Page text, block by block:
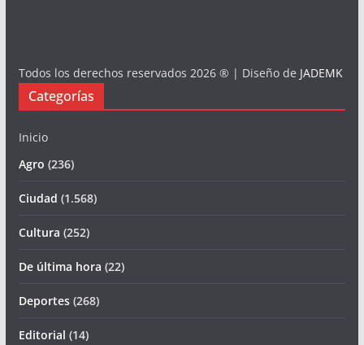
Todos los derechos reservados 2026 ® | Diseño de JADEMK
Categorías
Inicio
Agro (236)
Ciudad (1.568)
Cultura (252)
De última hora (22)
Deportes(268)
Editorial (14)